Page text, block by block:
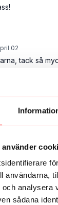
användarna,
analysera
sådana
02
tack så
gav en stark
och ett
ett litet
fullt flås, men
de känns
bra känsla av